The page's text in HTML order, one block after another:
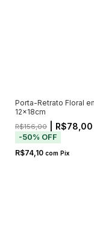
Porta-Retrato Floral
12x18cm
R$156,00 | R$78,00
-50% OFF
R$74,10 com Pix